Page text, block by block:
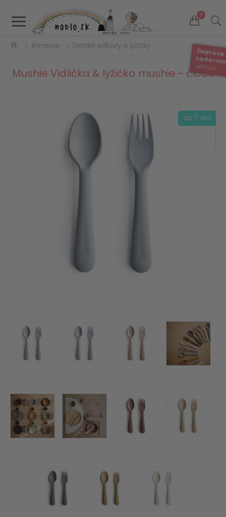
a 0
Doprava
od 35 Eur
Kŕmenie Detské príbory a lyžičky
Mushie Vidlička & lyžička mushie - cloud
do 7 dní